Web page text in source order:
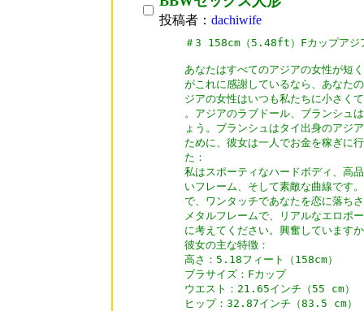
投稿者： dachiwife
＃3 158cm（5.48ft）Fカップアジ
あなたはすべてのアジアの女性が短
がこれに感謝しているなら、あなた
ジアの女性はいつも私たちに小さく
。アジアのラブドール、ブランシュ
ょう。ブランシュはタイ出身のアジ
ために、彼女は一人でお金を稼ぎに
た：
私はスポーティなハードボディ、
いフレーム、そして素敵な曲線です
で、ワンタッチであなたを恋に落ち
メタルフレームで、リアルなエロポ
に考えてください。興奮しています
彼女の主な特徴：
高さ：5.18フィート（158cm）
ブラサイズ：Fカップ
ウエスト：21.65インチ（55 cm）
ヒップ：32.87インチ（83.5 cm）